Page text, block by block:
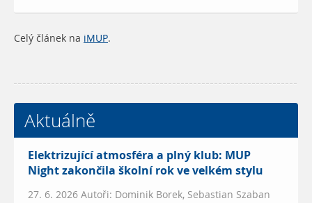
Celý článek na iMUP.
Aktuálně
Elektrizující atmosféra a plný klub: MUP
Night zakončila školní rok ve velkém stylu
27. 6. 2026 Autoři: Dominik Borek, Sebastian Szaban